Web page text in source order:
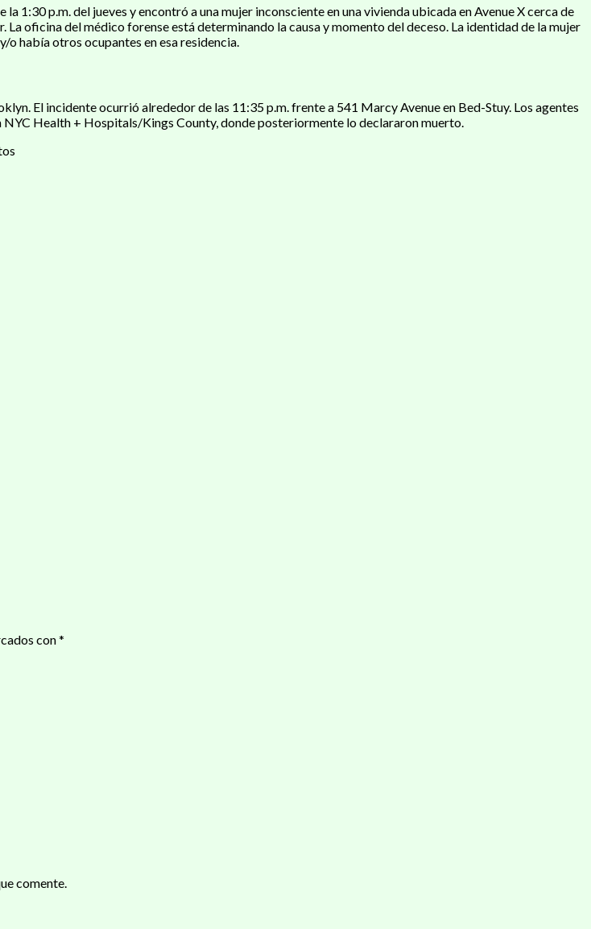
1:30 p.m. del jueves y encontró a una mujer inconsciente en una vivienda ubicada en Avenue X cerca de
oficina del médico forense está determinando la causa y momento del deceso. La identidad de la mujer
había otros ocupantes en esa residencia.
El incidente ocurrió alrededor de las 11:35 p.m. frente a 541 Marcy Avenue en Bed-Stuy. Los agentes
Health + Hospitals/Kings County, donde posteriormente lo declararon muerto.
con*
comente.